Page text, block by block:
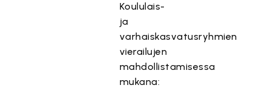
Koululais-
ja
varhaiskasvatusryhmien
vierailujen
mahdollistamisessa
mukana: